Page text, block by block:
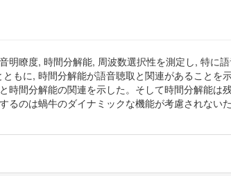
明瞭度, 時間分解能, 周波数選択性を測定し, 特に
もに, 時間分解能が語音聴取と関連があることを
時間分解能の関連を示した。そして時間分解能は
るのは蝸牛のダイナミックな機能が考慮されない